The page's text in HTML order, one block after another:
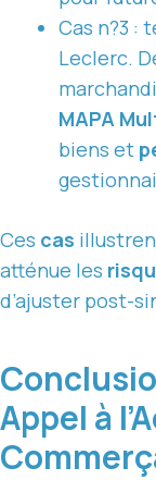
Cas n?3 :
Leclerc.
MAPA
biens et
Ces cas
atténue les
d’ajuster post-
Appel à